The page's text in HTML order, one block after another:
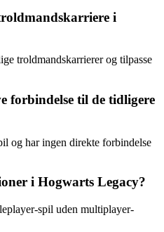
i
troldmandskarrierer og tilpasse
forbindelse til de tidligere
og har ingen direkte forbindelse
i Hogwarts Legacy?
spil uden multiplayer-